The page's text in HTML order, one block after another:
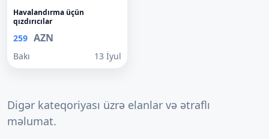
Havalandırma üçün
qızdırıcılar
259 AZN
Bakı 13 İyul
Digər kateqoriyası üzrə elanlar və ətraflı
məlumat.